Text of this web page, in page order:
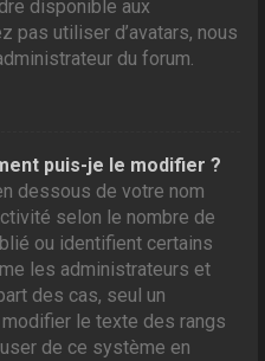
disponible aux
pas utiliser d’avatars, nous
du forum.
puis-je le modifier ?
dessous de votre nom
selon le nombre de
ou identifient certains
les administrateurs et
des cas, seul un
le texte des rangs
de ce système en